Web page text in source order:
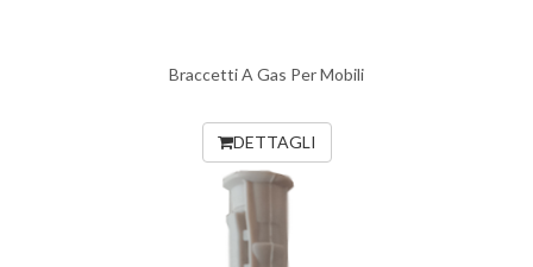
Braccetti A Gas Per Mobili
DETTAGLI